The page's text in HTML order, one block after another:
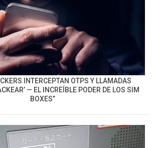
INTERCEPTAN OTPS Y LLAMADAS
— EL INCREÍBLE PODER DE LOS SIM
BOXES”